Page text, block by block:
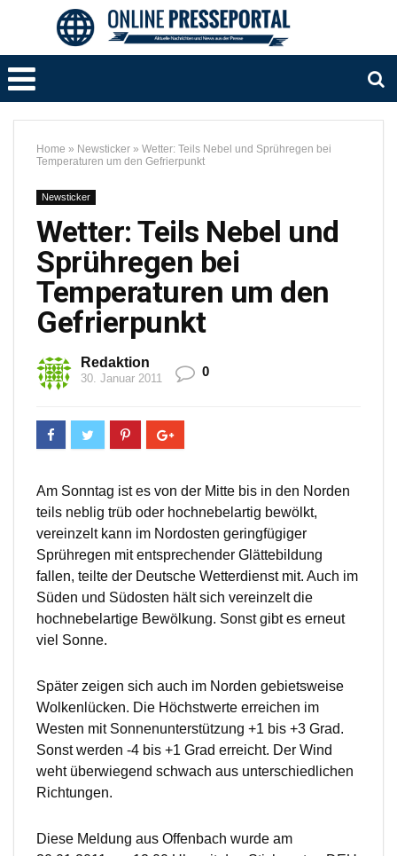
Home » Newsticker » Wetter: Teils Nebel und Sprühregen bei
Temperaturen um den Gefrierpunkt
Newsticker
Wetter: Teils Nebel und
Sprühregen bei
Temperaturen um den
Gefrierpunkt
Redaktion
30. Januar 2011 0
Am Sonntag ist es von der Mitte bis in den Norden
teils neblig trüb oder hochnebelartig bewölkt,
vereinzelt kann im Nordosten geringfügiger
Sprühregen mit entsprechender Glättebildung
fallen, teilte der Deutsche Wetterdienst mit. Auch im
Süden und Südosten hält sich vereinzelt die
hochnebelartige Bewölkung. Sonst gibt es erneut
viel Sonne.
Später zeigen sich auch im Norden gebietsweise
Wolkenlücken. Die Höchstwerte erreichen im
Westen mit Sonnenunterstützung +1 bis +3 Grad.
Sonst werden -4 bis +1 Grad erreicht. Der Wind
weht überwiegend schwach aus unterschiedlichen
Richtungen.
Diese Meldung aus Offenbach wurde am